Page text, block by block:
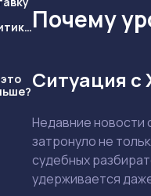
Почему
Ситуация с
Недавние новости
затронуло не
судебных
удерживается